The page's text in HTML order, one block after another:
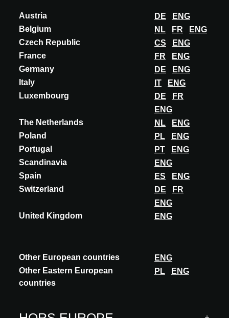
Austria DE
ENG
Belgium
NL FR
ENG
Czech Republic
CS
ENG
France
FR
ENG
Germany
DE
ENG
Italy
IT
ENG
Luxembourg
DE
FR
ENG
The Netherlands
NL
ENG
Poland
PL
ENG
Portugal
PT
ENG
Scandinavia
ENG
Spain
ES
ENG
Switzerland
DE
FR
ENG
United Kingdom
ENG
Other European countries
ENG
Other Eastern European
countries
PL ENG
Cette fonctionnalité est exclusivement réservée
aux architectes, architectes d’intérieur et autres
Êtes-vous architecte ? Connectez-vous ou
GLAMMFIRE
THALES
GlammFire recherche et développe continuellement de nouveaux
produits alliant innovation, design et technologie pour créer des
cheminées uniques et excepti...
EN SAVOIR PLUS